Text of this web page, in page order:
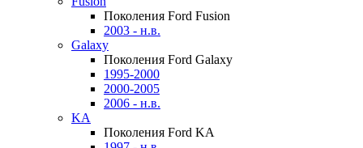
Поколения Ford Fusion
2003 - н.в.
Galaxy
Поколения Ford Galaxy
1995-2000
2000-2005
2006 - н.в.
KA
Поколения Ford KA